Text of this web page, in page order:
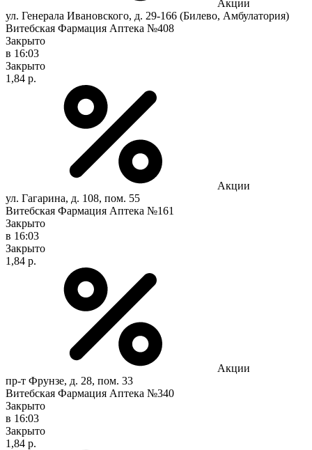
Акции
ул. Генерала Ивановского, д. 29-166 (Билево, Амбулатория)
Витебская Фармация Аптека №408
Закрыто
в 16:03
Закрыто
1,84 р.
Акции
ул. Гагарина, д. 108, пом. 55
Витебская Фармация Аптека №161
Закрыто
в 16:03
Закрыто
1,84 р.
Акции
пр-т Фрунзе, д. 28, пом. 33
Витебская Фармация Аптека №340
Закрыто
в 16:03
Закрыто
1,84 р.